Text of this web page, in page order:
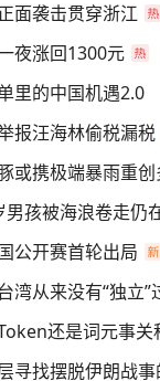
面袭击贯穿浙江
夜涨回1300元
里的中国机遇2.0
报汪海林偷税漏税
或携极端暴雨重
男孩被海浪卷走仍
公开赛首轮出局
湾从来没有“独立”
寻找摆脱伊朗战